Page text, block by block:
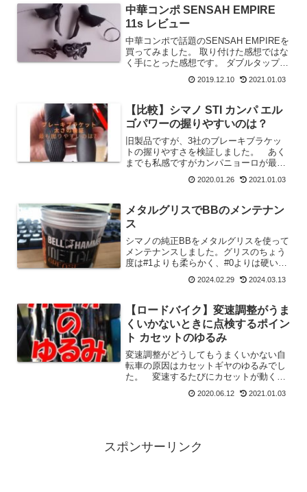
メンテナンスの方法まで解説していま
す。
中華コンポ SENSAH EMPIRE
11s レビュー
中華コンポで話題のSENSAH EMPIREを
買ってみました。 取り付けた感想ではな
く手にとった感想です。 ダブルタップは
2019.12.10 2021.01.03
【比較】シマノ STI カンパ エル
ゴパワーの握りやすいのは？
旧製品ですが、3社のブレーキブラケッ
トの握りやすさを検証しました。 あく
までも私感ですがカンパニョーロが最も
2020.01.26 2021.01.03
メタルグリスでBBのメンテナン
ス
シマノの純正BBをメタルグリスを使って
メンテナンスしました。グリスのちょう
度は#1よりも柔らかく、#0よりは硬いの
問題はないですね。かなり好印象なグリ
らに軽い回転を求め...
2024.02.29 2024.03.13
【ロードバイク】変速調整がうま
くいかないときに点検するポイン
ト カセットのゆるみ
変速調整がどうしてもうまくいかない自
転車の原因はカセットギヤのゆるみでし
た。 変速するたびにカセットが動くの
まいます。 カセットギヤは緩みにくい
2020.06.12 2021.01.03
スポンサーリンク